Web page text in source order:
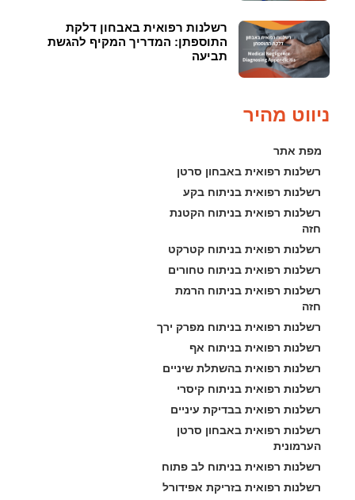
רשלנות רפואית באבחון דלקת
התוספתן: המדריך המקיף להגשת
תביעה
ניווט מהיר
מפת אתר
רשלנות רפואית באבחון סרטן
רשלנות רפואית בניתוח בקע
רשלנות רפואית בניתוח הקטנת
חזה
רשלנות רפואית בניתוח קטרקט
רשלנות רפואית בניתוח טחורים
רשלנות רפואית בניתוח הרמת
חזה
רשלנות רפואית בניתוח מפרק ירך
רשלנות רפואית בניתוח אף
רשלנות רפואית בהשתלת שיניים
רשלנות רפואית בניתוח קיסרי
רשלנות רפואית בבדיקת עיניים
רשלנות רפואית באבחון סרטן
הערמונית
רשלנות רפואית בניתוח לב פתוח
רשלנות רפואית בזריקת אפידורל